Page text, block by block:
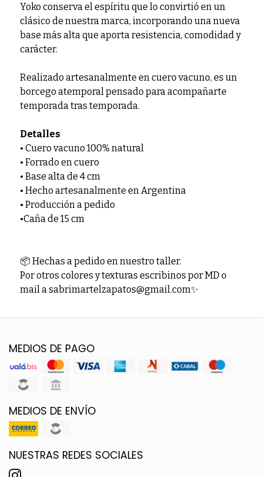
Yoko conserva el espíritu que lo convirtió en un
clásico de nuestra marca, incorporando una nueva
base más alta que aporta resistencia, comodidad y
carácter.
Realizado artesanalmente en cuero vacuno, es un
borcego atemporal pensado para acompañarte
temporada tras temporada.
Detalles
• Cuero vacuno 100% natural
• Forrado en cuero
• Base alta de 4 cm
• Hecho artesanalmente en Argentina
• Producción a pedido
•Caña de 15 cm
📦 Hechas a pedido en nuestro taller.
Por otros colores y texturas escribinos por MD o
mail a sabrimartelzapatos@gmail.com✨
MEDIOS DE PAGO
MEDIOS DE ENVÍO
NUESTRAS REDES SOCIALES